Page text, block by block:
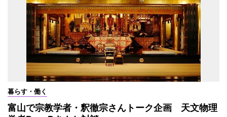
暮らす・働く
富山で宗教学者・釈徹宗さんトーク企画 天文物理